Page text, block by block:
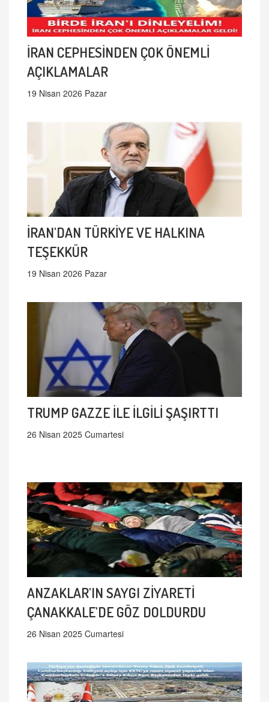
İRAN CEPHESİNDEN ÇOK ÖNEMLİ
AÇIKLAMALAR
19 Nisan 2026 Pazar
İRAN'DAN TÜRKİYE VE HALKINA
TEŞEKKÜR
19 Nisan 2026 Pazar
TRUMP GAZZE İLE İLGİLİ ŞAŞIRTTI
26 Nisan 2025 Cumartesi
ANZAKLAR'IN SAYGI ZİYARETİ
ÇANAKKALE'DE GÖZ DOLDURDU
26 Nisan 2025 Cumartesi